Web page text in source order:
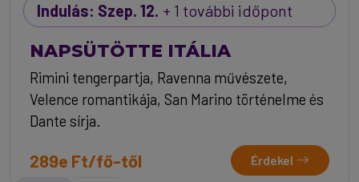
Indulás: Szep. 12. + 1 további időpont
NAPSÜTÖTTE ITÁLIA
Rimini tengerpartja, Ravenna művészete,
Velence romantikája, San Marino történelme és
Dante sírja.
289e Ft/fő-től Érdekel